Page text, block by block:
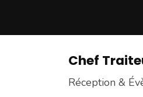
Chef
Réception &